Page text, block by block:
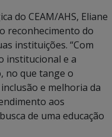
do CEAM/AHS, Eliane
reconhecimento do
instituições. “Com
institucional e a
no que tange o
e melhoria da
aos
de uma educação